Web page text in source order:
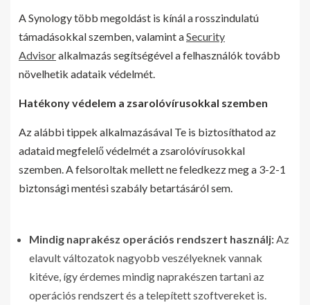
A Synology több megoldást is kínál a rosszindulatú
támadásokkal szemben, valamint aSecurity
Advisoralkalmazás segítségével a felhasználók tovább
növelhetik adataik védelmét.
Hatékony védelem a zsarolóvírusokkal szemben
Az alábbi tippek alkalmazásával Te is biztosíthatod az
adataid megfelelő védelmét a zsarolóvírusokkal
szemben. A felsoroltak mellett ne feledkezz meg a 3-2-1
biztonsági mentési szabály betartásáról sem.
Mindig naprakész operációs rendszert használj: Az
elavult változatok nagyobb veszélyeknek vannak
kitéve, így érdemes mindig naprakészen tartani az
operációs rendszert és a telepített szoftvereket is.